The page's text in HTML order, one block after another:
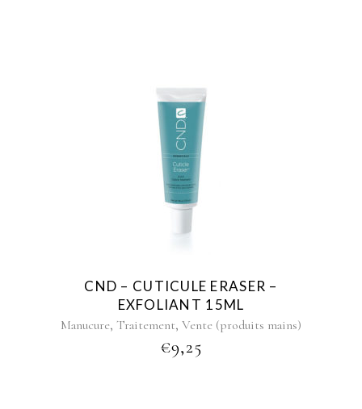
CND – CUTICULE ERASER –
EXFOLIANT 15ML
Manucure, Traitement, Vente (produits mains)
€9,25